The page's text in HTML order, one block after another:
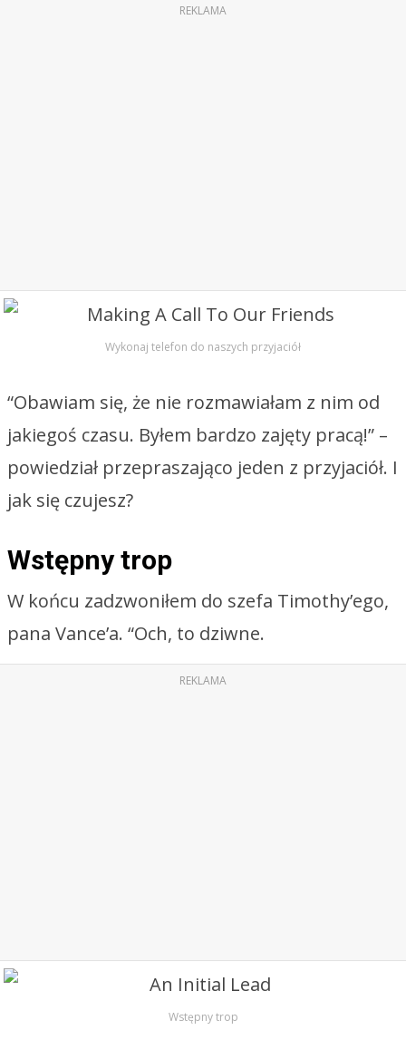
REKLAMA
Wykonaj telefon do naszych przyjaciół
“Obawiam się, że nie rozmawiałam z nim od
jakiegoś czasu. Byłem bardzo zajęty pracą!” –
powiedział przepraszająco jeden z przyjaciół. I
jak się czujesz?
Wstępny trop
W końcu zadzwoniłem do szefa Timothy’ego,
pana Vance’a. “Och, to dziwne.
REKLAMA
Wstępny trop